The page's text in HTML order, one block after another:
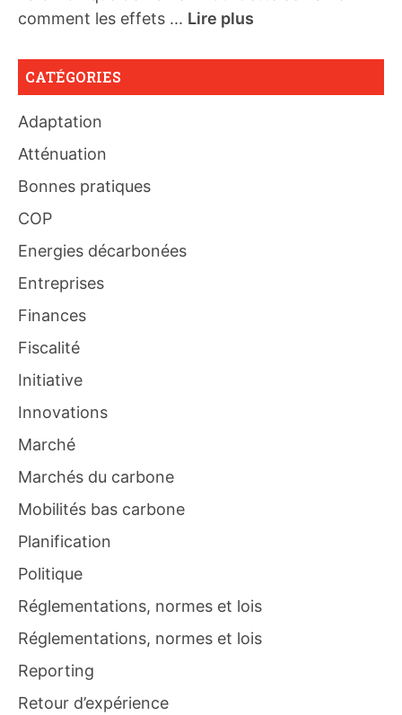
comment les effets ... Lire plus
CATÉGORIES
Adaptation
Atténuation
Bonnes pratiques
COP
Energies décarbonées
Entreprises
Finances
Fiscalité
Initiative
Innovations
Marché
Marchés du carbone
Mobilités bas carbone
Planification
Politique
Réglementations, normes et lois
Réglementations, normes et lois
Reporting
Retour d’expérience